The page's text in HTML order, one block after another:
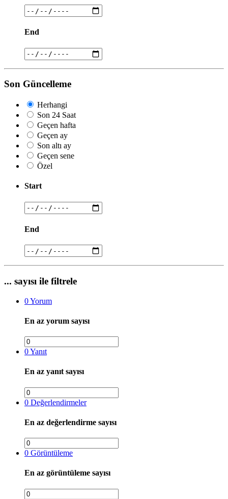
End
Son Güncelleme
Herhangi
Son 24 Saat
Geçen hafta
Geçen ay
Son altı ay
Geçen sene
Özel
Start
End
... sayısı ile filtrele
0Yorum
En az yorum sayısı
0Yanıt
En az yanıt sayısı
0 Değerlendirmeler
En az değerlendirme sayısı
0 Görüntüleme
En az görüntüleme sayısı